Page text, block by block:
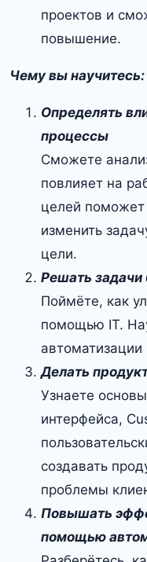
проектов и
повышение.
Чему вы научитесь:
Определять
процессы
Сможете
повлияет на
целей поможет
изменить
цели.
Решать
Поймёте, как
помощью IT.
автоматизации
Делать
Узнаете
интерфейса,
создавать
проблемы
Повышать
помощью